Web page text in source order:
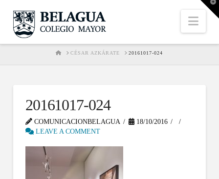
HOMECÉSAR AZKÁRATE 20161017-024
20161017-024
COMUNICACIONBELAGUA
18/10/2016
LEAVE A COMMENT